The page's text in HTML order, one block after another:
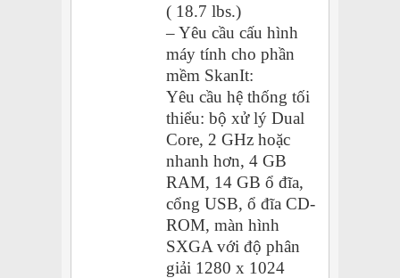
( 18.7 lbs.)
– Yêu cầu cấu hình
máy tính cho phần
mềm SkanIt:
Yêu cầu hệ thống tối
thiểu: bộ xử lý Dual
Core, 2 GHz hoặc
nhanh hơn, 4 GB
RAM, 14 GB ổ đĩa,
cổng USB, ổ đĩa CD-
ROM, màn hình
SXGA với độ phân
giải 1280 x 1024